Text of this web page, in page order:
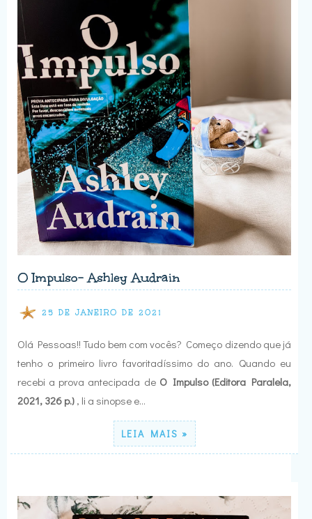
O Impulso- Ashley Audrain
25 DE JANEIRO DE 2021
Olá Pessoas!! Tudo bem com vocês? Começo dizendo que já
tenho o primeiro livro favoritadíssimo do ano. Quando eu
recebi a prova antecipada de O Impulso (Editora Paralela,
2021, 326 p.) , li a sinopse e…
LEIA MAIS »